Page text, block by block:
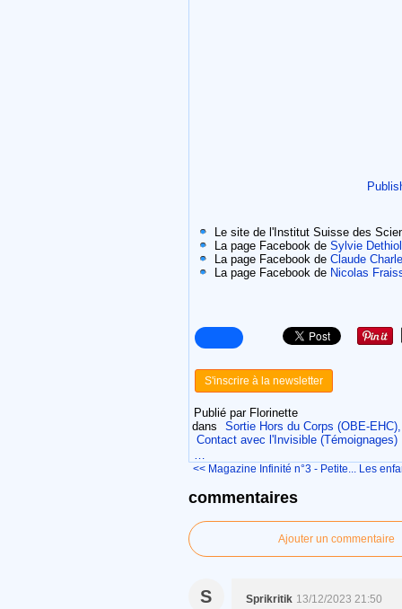
Le site de l'Institut Suisse des
La page Facebook de Sylvie
La page Facebook de Claude
La page Facebook de Nicolas
S'inscrire à la newsletter
Publié par Florinette
dans
Sortie Hors du Corps (OBE-
Contact avec l'Invisible (Témoignages)
…
<< Magazine Infinité n°3 - Petite... Les
commentaires
Ajouter un commentaire
S Sprikritik 13/12/2023 21:50